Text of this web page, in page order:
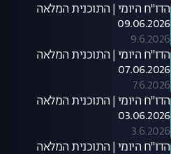
הדו"ח היומי | התוכנית המלאה
09.06.2026
9.6.2026
הדו"ח היומי | התוכנית המלאה
07.06.2026
7.6.2026
הדו"ח היומי | התוכנית המלאה
03.06.2026
3.6.2026
הדו"ח היומי | התוכנית המלאה